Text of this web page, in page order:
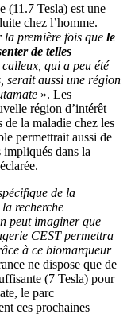
(11.7 Tesla) est une
chez l’homme.
la première fois que le
de telles
qui a peu été
serait aussi une région
». Les
région d’intérêt
de la maladie chez les
permettrait aussi de
dans la
de la
recherche
peut imaginer que
CEST permettra
à ce biomarqueur
ne dispose que de
(7 Tesla) pour
le parc
ces prochaines